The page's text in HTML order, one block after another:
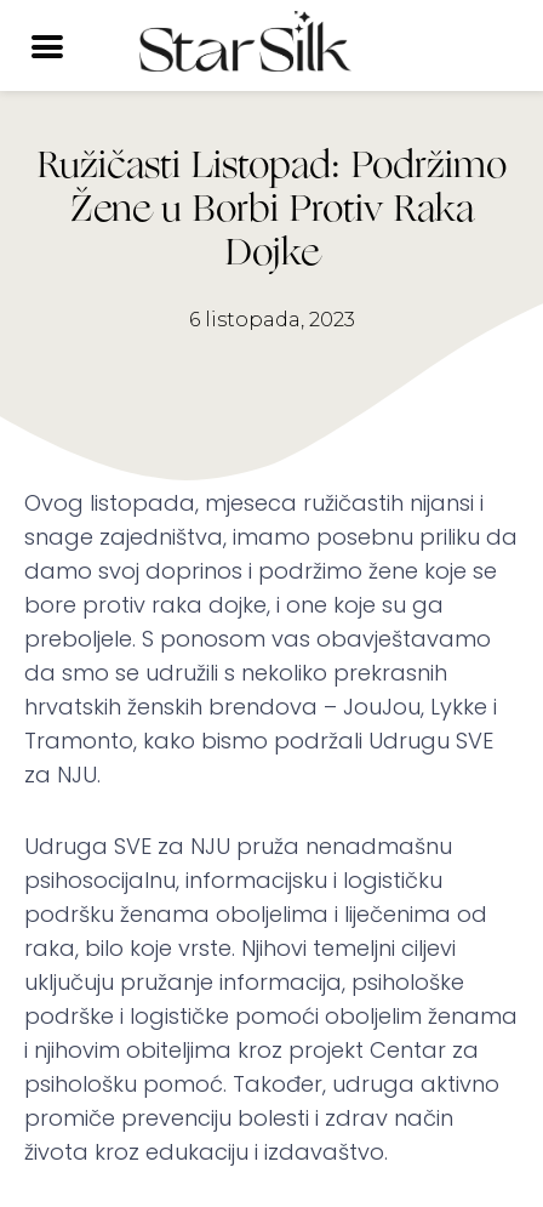
Ružičasti Listopad: Podržimo
Žene u Borbi Protiv Raka
Dojke
6 listopada, 2023
Ovog listopada, mjeseca ružičastih nijansi i
snage zajedništva, imamo posebnu priliku da
damo svoj doprinos i podržimo žene koje se
bore protiv raka dojke, i one koje su ga
preboljele. S ponosom vas obavještavamo
da smo se udružili s nekoliko prekrasnih
hrvatskih ženskih brendova – JouJou, Lykke i
Tramonto, kako bismo podržali Udrugu SVE
za NJU.
Udruga SVE za NJU pruža nenadmašnu
psihosocijalnu, informacijsku i logističku
podršku ženama oboljelima i liječenima od
raka, bilo koje vrste. Njihovi temeljni ciljevi
uključuju pružanje informacija, psihološke
podrške i logističke pomoći oboljelim ženama
i njihovim obiteljima kroz projekt Centar za
psihološku pomoć. Također, udruga aktivno
promiče prevenciju bolesti i zdrav način
života kroz edukaciju i izdavaštvo.